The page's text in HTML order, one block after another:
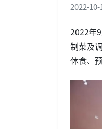
2022-
2022年
制菜及
休食、